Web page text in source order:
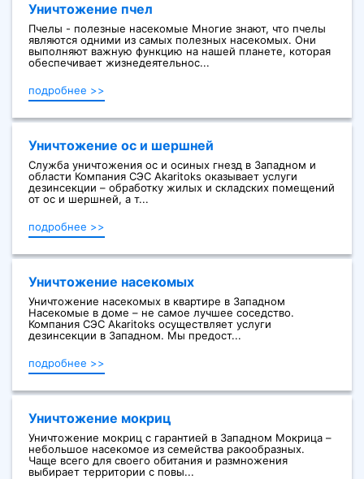
Уничтожение пчел
Пчелы - полезные насекомые Многие знают, что пчелы
являются одними из самых полезных насекомых. Они
выполняют важную функцию на нашей планете, которая
обеспечивает жизнедеятельнос...
подробнее >>
Уничтожение ос и шершней
Служба уничтожения ос и осиных гнезд в Западном и
области Компания СЭС Akaritoks оказывает услуги
дезинсекции – обработку жилых и складских помещений
от ос и шершней, а т...
подробнее >>
Уничтожение насекомых
Уничтожение насекомых в квартире в Западном
Насекомые в доме – не самое лучшее соседство.
Компания СЭС Akaritoks осуществляет услуги
дезинсекции в Западном. Мы предост...
подробнее >>
Уничтожение мокриц
Уничтожение мокриц с гарантией в Западном Мокрица –
небольшое насекомое из семейства ракообразных.
Чаще всего для своего обитания и размножения
выбирает территории с повы...